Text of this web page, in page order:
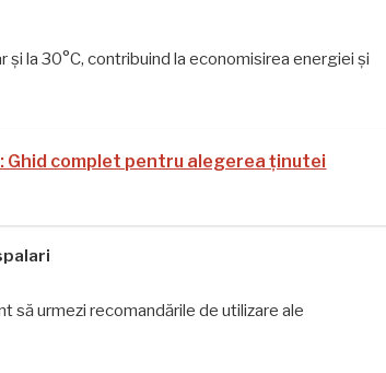
la 30°C, contribuind la economisirea energiei și
Ghid complet pentru alegerea ținutei
să urmezi recomandările de utilizare ale